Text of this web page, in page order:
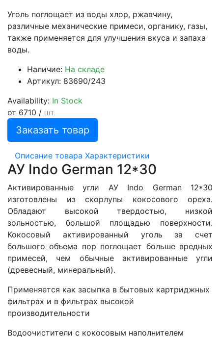
Уголь поглощает из воды хлор, ржавчину,
различные механические примеси, органику, газы,
также применяется для улучшения вкуса и запаха
воды.
Наличие: На складе
Артикул: 83690/243
Availability: In Stock
от 6710 / шт.
Заказать товар
Описание товара Характеристики
АУ Indo German 12*30
Активированные угли АУ Indo German 12*30
изготовлены из скорлупы кокосового ореха.
Обладают высокой твердостью, низкой
зольностью, большой площадью поверхности.
Кокосовый активированный уголь за счет
большого объема пор поглощает больше вредных
примесей, чем обычные активированные угли
(древесный, минеральный).
Применяется как засыпка в бытовых картриджных
фильтрах и в фильтрах высокой
производительности
Водоочистители с кокосовым наполнителем